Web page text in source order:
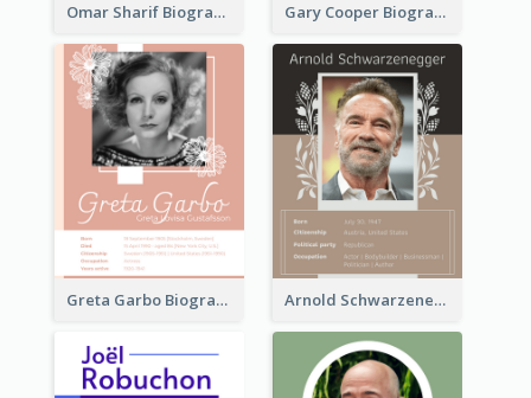
Omar Sharif Biography Gary Cooper Biography
Greta Garbo Biography Arnold Schwarzenegger Biography